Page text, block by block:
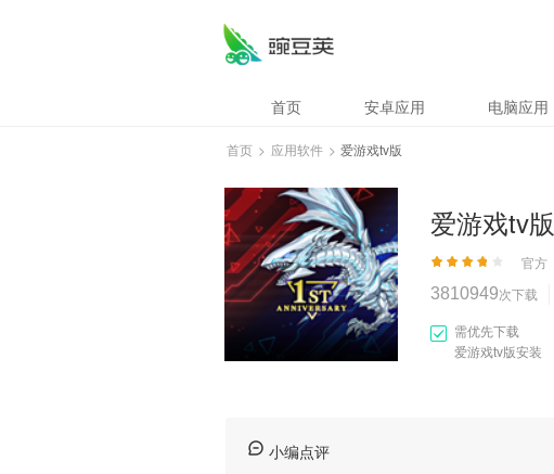
首页 安卓应用 电脑应用
首页 > 应用软件 > 爱游戏tv版
爱游戏tv版
官方
3810949次下载
需优先下载
爱游戏tv版安装
小编点评